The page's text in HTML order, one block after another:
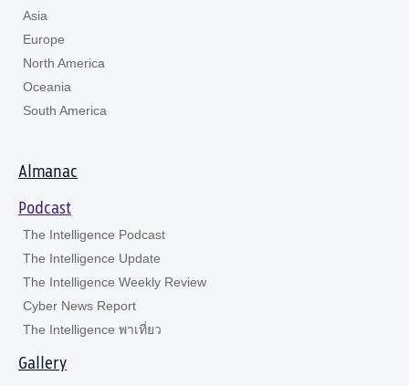
Asia
Europe
North America
Oceania
South America
Almanac
Podcast
The Intelligence Podcast
The Intelligence Update
The Intelligence Weekly Review
Cyber News Report
The Intelligence พาเที่ยว
Gallery